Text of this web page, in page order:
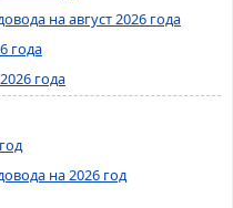
на август 2026 года
года
года
на 2026 год